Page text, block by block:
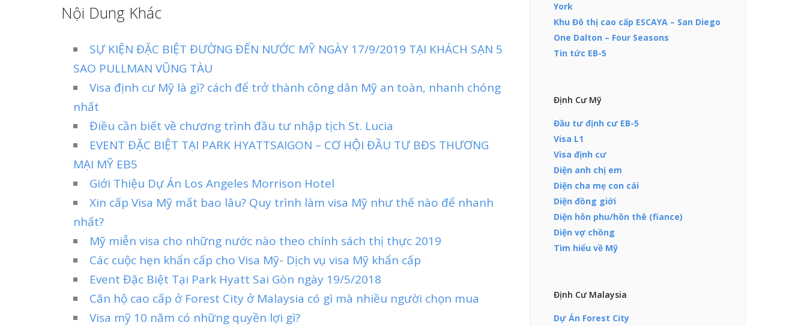
Nội Dung Khác
SỰ KIỆN ĐẶC BIỆT ĐƯỜNG ĐẾN NƯỚC MỸ NGÀY 17/9/2019 TẠI KHÁCH SẠN 5
SAO PULLMAN VŨNG TÀU
Visa định cư Mỹ là gì? cách để trở thành công dân Mỹ an toàn, nhanh chóng
nhất
Điều cần biết về chương trình đầu tư nhập tịch St. Lucia
EVENT ĐẶC BIỆT TẠI PARK HYATTSAIGON – CƠ HỘI ĐẦU TƯ BĐS THƯƠNG
MẠI MỸ EB5
Giới Thiệu Dự Án Los Angeles Morrison Hotel
Xin cấp Visa Mỹ mất bao lâu? Quy trình làm visa Mỹ như thế nào để nhanh
nhất?
Mỹ miễn visa cho những nước nào theo chính sách thị thực 2019
Các cuộc hẹn khẩn cấp cho Visa Mỹ- Dịch vụ visa Mỹ khẩn cấp
Event Đặc Biệt Tại Park Hyatt Sai Gòn ngày 19/5/2018
Căn hộ cao cấp ở Forest City ở Malaysia có gì mà nhiều người chọn mua
Visa mỹ 10 năm có những quyền lợi gì?
York
Khu Đô thị cao cấp ESCAYA – San Diego
One Dalton – Four Seasons
Tin tức EB-5
Định Cư Mỹ
Đầu tư định cư EB-5
Visa L1
Visa định cư
Diện anh chị em
Diện cha mẹ con cái
Diện đồng giới
Diện hôn phu/hôn thê (fiance)
Diện vợ chồng
Tìm hiểu về Mỹ
Định Cư Malaysia
Dự Án Forest City